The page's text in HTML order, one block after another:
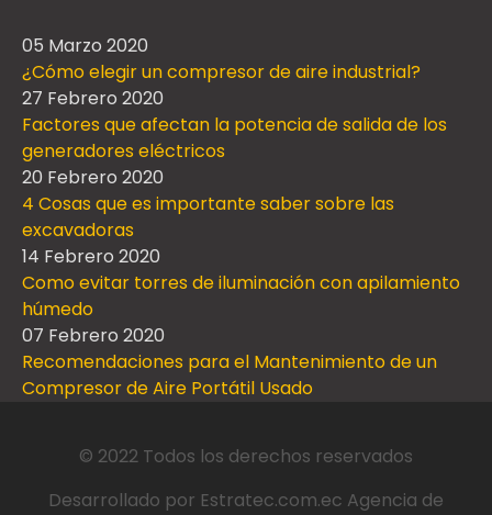
05 Marzo 2020
¿Cómo elegir un compresor de aire industrial?
27 Febrero 2020
Factores que afectan la potencia de salida de los
generadores eléctricos
20 Febrero 2020
4 Cosas que es importante saber sobre las
excavadoras
14 Febrero 2020
Como evitar torres de iluminación con apilamiento
húmedo
07 Febrero 2020
Recomendaciones para el Mantenimiento de un
Compresor de Aire Portátil Usado
© 2022 Todos los derechos reservados
Desarrollado por Estratec.com.ec Agencia de